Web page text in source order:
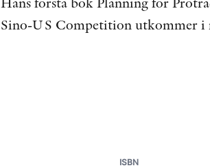
Sino-US Competition utkommer i
ISBN